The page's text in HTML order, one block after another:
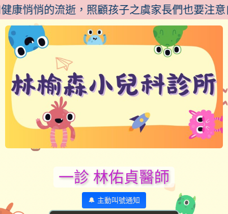
悄的流逝，照顧孩子之虞家長們也要注意自
一診 林佑貞醫師
🔔 主動叫號通知